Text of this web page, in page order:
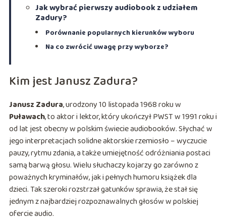
Jak wybrać pierwszy audiobook z udziałem
Zadury?
Porównanie popularnych kierunków wyboru
Na co zwrócić uwagę przy wyborze?
Kim jest Janusz Zadura?
Janusz Zadura, urodzony 10 listopada 1968 roku w
Puławach, to aktor i lektor, który ukończył PWST w 1991 roku i
od lat jest obecny w polskim świecie audiobooków. Słychać w
jego interpretacjach solidne aktorskie rzemiosło – wyczucie
pauzy, rytmu zdania, a także umiejętność odróżniania postaci
samą barwą głosu. Wielu słuchaczy kojarzy go zarówno z
poważnych kryminałów, jak i pełnych humoru książek dla
dzieci. Tak szeroki rozstrzał gatunków sprawia, że stał się
jednym z najbardziej rozpoznawalnych głosów w polskiej
ofercie audio.